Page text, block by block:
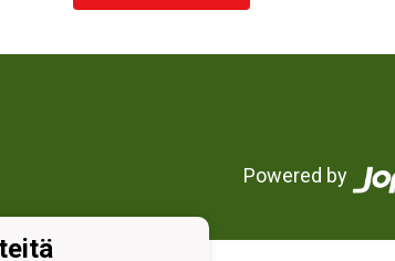
Powered by